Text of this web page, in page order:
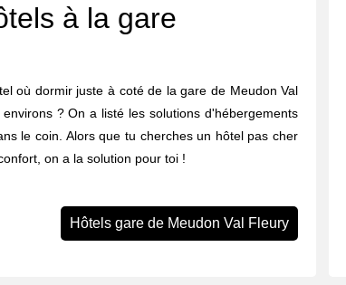
à la gare
où dormir juste à coté de la gare de Meudon Val
? On a listé les solutions d'hébergements
le coin. Alors que tu cherches un hôtel pas cher
on a la solution pour toi !
Hôtels gare de Meudon Val Fleury